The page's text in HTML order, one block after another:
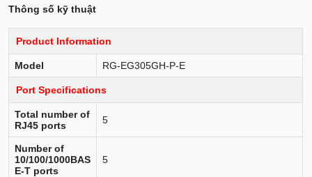
Thông số kỹ thuật
Product Information
Model RG-EG305GH-P-E
Port Specifications
Total number of
RJ45 ports
5
Number of
10/100/1000BAS
E-T ports
5